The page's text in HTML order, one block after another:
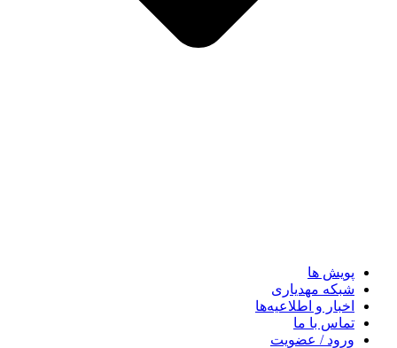
پویش ها
شبکه مهدیاری
اخبار و اطلاعیه‌ها
تماس با ما
ورود / عضویت